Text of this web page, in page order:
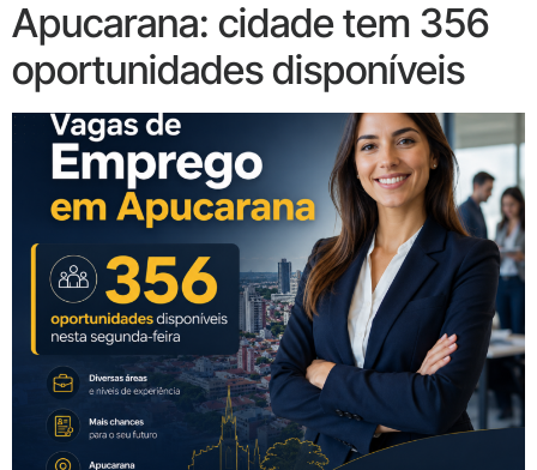
Apucarana: cidade tem 356
oportunidades disponíveis